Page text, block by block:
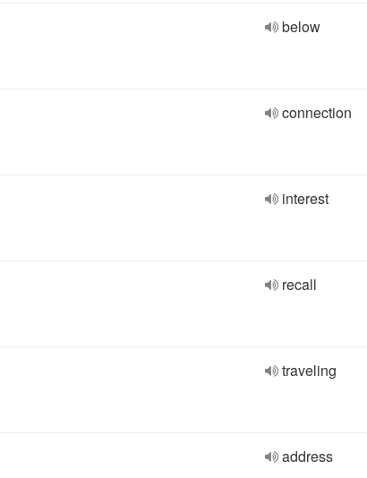
below
connection
interest
recall
traveling
address